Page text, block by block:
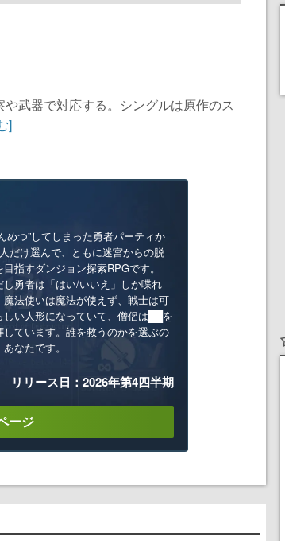
武器で対応する。シングルは原作のス
]
めつ”してしまった勇者パーティか
だけ選んで、ともに迷宮からの脱
目指すダンジョン探索RPGです。
し勇者は「はい/いいえ」しか喋れ
魔法使いは魔法が使えず、戦士は可
しい人形になっていて、僧侶は██を
しています。誰を救うのかを選ぶの
あなたです。
リリース日：2026年第4四半期
ージ